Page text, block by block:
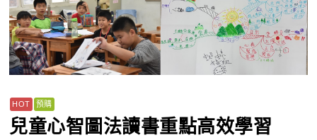
兒童心智圖法讀書重點高效學習